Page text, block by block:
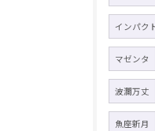
インパク
マゼンタ
波瀾万丈
魚座新月